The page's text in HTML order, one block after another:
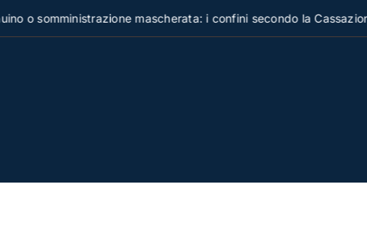
o somministrazione mascherata: i confini secondo la Cassazione